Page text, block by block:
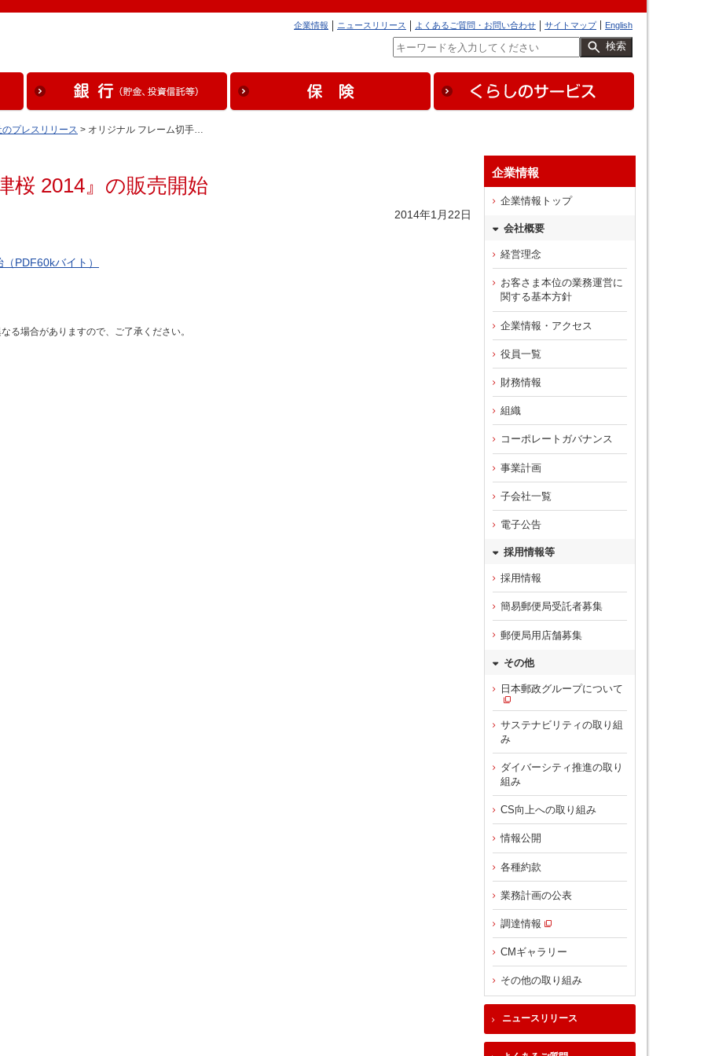
English
サイトマップ
よくあるご質問・お問い合わせ
ニュースリリース
企業情報
検索
プレスリリース > オリジナル フレーム切手…
桜 2014』の販売開始
2014年1月22日
PDF60kバイト）
る場合がありますので、ご了承ください。
企業情報
企業情報トップ
会社概要
経営理念
お客さま本位の業務運営に
関する基本方針
企業情報・アクセス
役員一覧
財務情報
組織
コーポレートガバナンス
事業計画
子会社一覧
電子公告
採用情報等
採用情報
簡易郵便局受託者募集
郵便局用店舗募集
その他
日本郵政グループについて
サステナビリティの取り組
み
ダイバーシティ推進の取り
組み
CS向上への取り組み
情報公開
各種約款
業務計画の公表
調達情報
CMギャラリー
その他の取り組み
ニュースリリース